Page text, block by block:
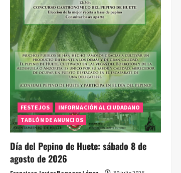
FESTEJOS
INFORMACIÓN AL CIUDADANO
TABLÓN DE ANUNCIOS
Día del Pepino de Huete: sábado 8 de
agosto de 2026